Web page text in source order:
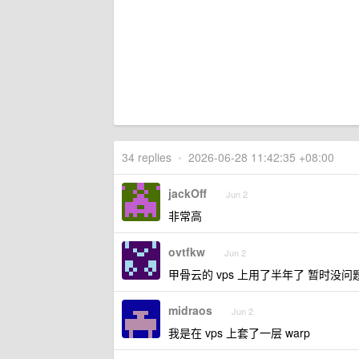
34 replies • 2026-06-28 11:42:35 +08:00
jackOff Jun 2
非常高
ovtfkw Jun 2
甲骨云的 vps 上用了半年了 暂时没问
midraos Jun 2
我是在 vps 上套了一层 warp